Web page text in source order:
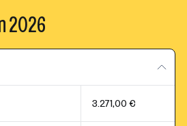
2026
3.271,00 €